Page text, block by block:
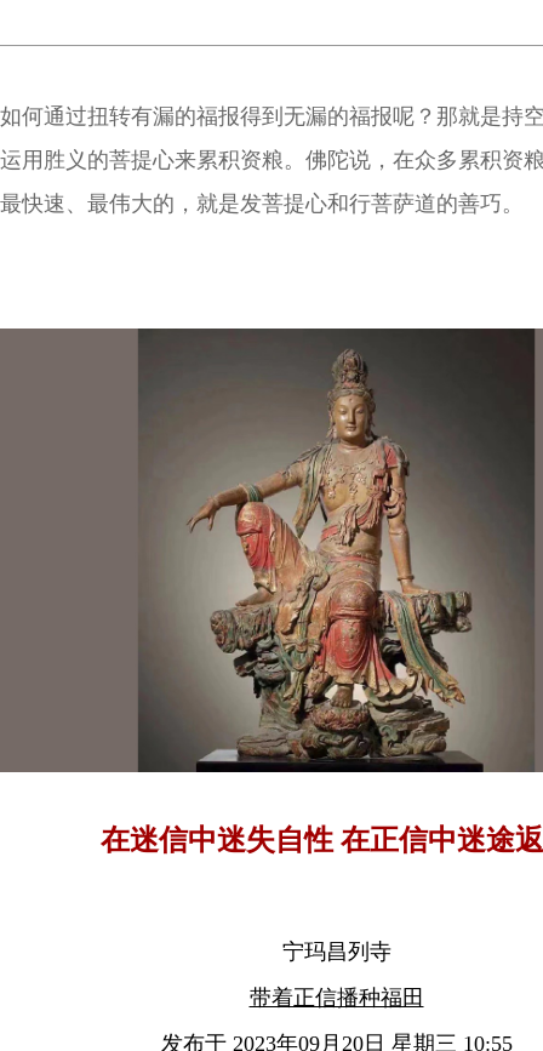
如何通过扭转有漏的福报得到无漏的福报呢？那就是持
运用胜义的菩提心来累积资粮。佛陀说，在众多累积资
最快速、最伟大的，就是发菩提心和行菩萨道的善巧。
在迷信中迷失自性 在正信中迷
宁玛昌列寺
带着正信播种福田
发布于 2023年09月20日 星期三 10:55